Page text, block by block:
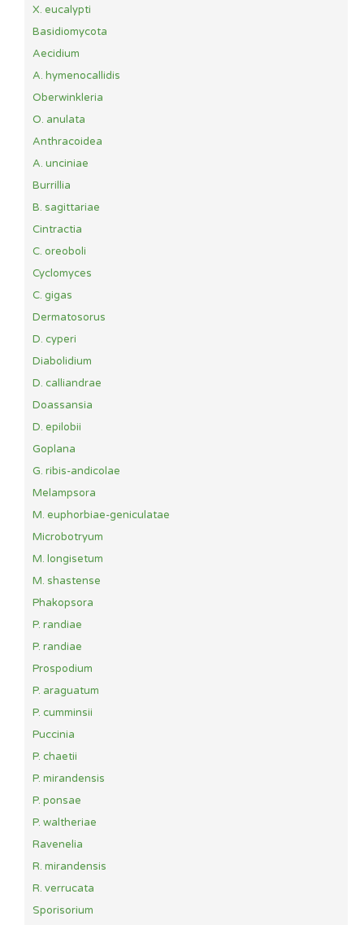
X. eucalypti
Basidiomycota
Aecidium
A. hymenocallidis
Oberwinkleria
O. anulata
Anthracoidea
A. unciniae
Burrillia
B. sagittariae
Cintractia
C. oreoboli
Cyclomyces
C. gigas
Dermatosorus
D. cyperi
Diabolidium
D. calliandrae
Doassansia
D. epilobii
Goplana
G. ribis-andicolae
Melampsora
M. euphorbiae-geniculatae
Microbotryum
M. longisetum
M. shastense
Phakopsora
P. randiae
P. randiae
Prospodium
P. araguatum
P. cumminsii
Puccinia
P. chaetii
P. mirandensis
P. ponsae
P. waltheriae
Ravenelia
R. mirandensis
R. verrucata
Sporisorium